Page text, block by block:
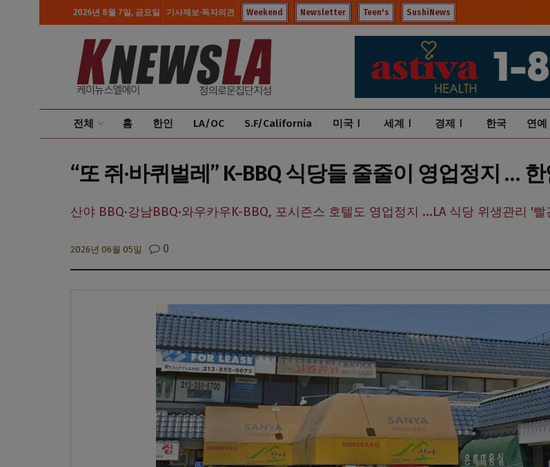
2026년 8월 7일, 금요일 기사제보·독자의견 Weekend Newsletter Teen's SushiNews
전체 홈 한인 LA/OC S.F/California 미국Ⅰ 세계Ⅰ 경제Ⅰ 한국 연예
“또 쥐·바퀴벌레” K-BBQ 식당들 줄줄이 영업정지 …
산야 BBQ·강남BBQ·와우카우K-BBQ, 포시즌스 호텔도 영업정지 ...LA 식당 위생관리 '빨
2026년 06월 05일 0